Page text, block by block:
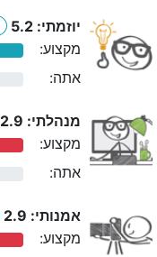
יוזמתי: 5.2
מקצוע:
אתה:
מנהלתי: 2.9
מקצוע:
אתה:
אמנותי: 2.9
מקצוע: